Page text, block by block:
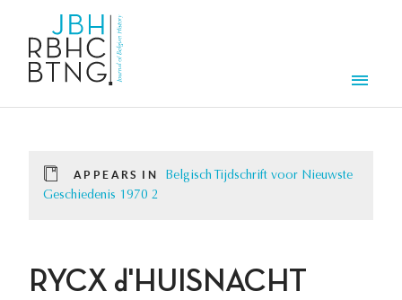
APPEARS IN
Belgisch Tijdschrift voor Nieuwste
Geschiedenis 1970 2
RYCX d'HUISNACHT